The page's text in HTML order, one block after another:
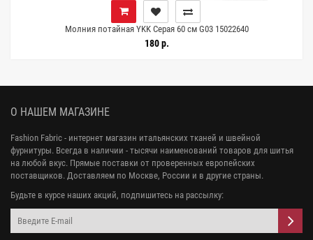
Молния потайная YKK Серая 60 см G03 15022640
180 р.
О НАШЕМ МАГАЗИНЕ
Fashion Fabric - интернет магазин итальянских тканей и швейной
фурнитуры. Всегда в наличии - тысячи наименований товаров для шитья
на любой вкус. Прямые поставки от проверенных европейских
поставщиков. Доставляем по Москве, России и в другие страны.
Будьте в курсе наших акций, подпишитесь на рассылку: